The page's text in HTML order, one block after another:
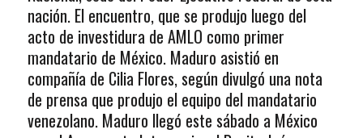
nación. El encuentro, que se produjo luego del
acto de investidura de AMLO como primer
mandatario de México. Maduro asistió en
compañía de Cilia Flores, según divulgó una nota
de prensa que produjo el equipo del mandatario
venezolano. Maduro llegó este sábado a México